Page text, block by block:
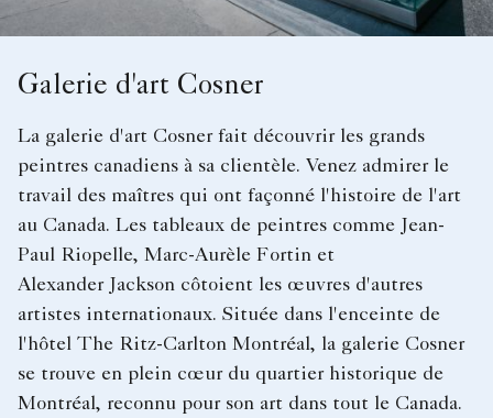
Galerie d'art Cosner
La galerie d'art Cosner fait découvrir les grands
peintres canadiens à sa clientèle. Venez admirer le
travail des maîtres qui ont façonné l'histoire de l'art
au Canada. Les tableaux de peintres comme Jean-
Paul Riopelle, Marc-Aurèle Fortin et
Alexander Jackson côtoient les œuvres d'autres
artistes internationaux. Située dans l'enceinte de
l'hôtel The Ritz-Carlton Montréal, la galerie Cosner
se trouve en plein cœur du quartier historique de
Montréal, reconnu pour son art dans tout le Canada.